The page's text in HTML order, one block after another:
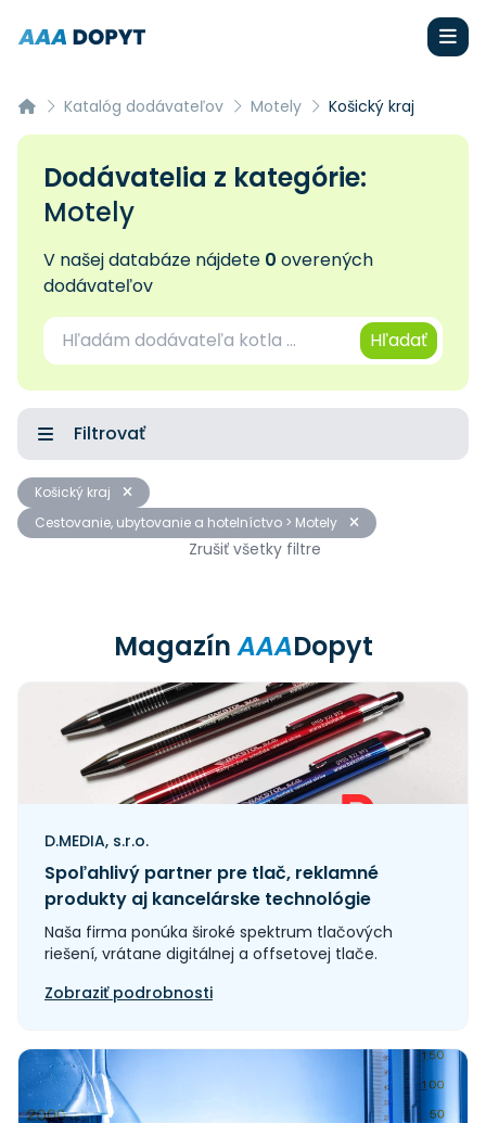
Katalóg dodávateľov Motely Košický kraj
Dodávatelia z kategórie:
Motely
V našej databáze nájdete 0 overených
dodávateľov
Hľadať
Filtrovať
Košický kraj
Cestovanie, ubytovanie a hotelníctvo > Motely
Zrušiť všetky filtre
MagazínAAADopyt
D.MEDIA, s.r.o.
Spoľahlivý partner pre tlač, reklamné
produkty aj kancelárske technológie
Naša firma ponúka široké spektrum tlačových
riešení, vrátane digitálnej a offsetovej tlače.
Zobraziť podrobnosti